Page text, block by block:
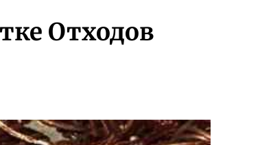
Отходов